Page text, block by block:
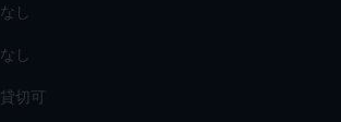
なし
なし
貸切可